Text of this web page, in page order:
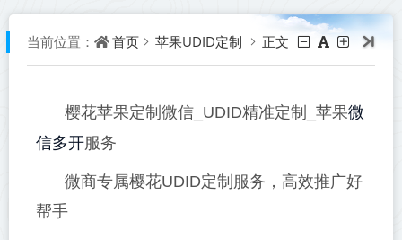
当前位置： 首页 苹果UDID定制 正文
樱花苹果定制微信_UDID精准定制_苹果微
信多开服务
微商专属樱花UDID定制服务，高效推广好
帮手